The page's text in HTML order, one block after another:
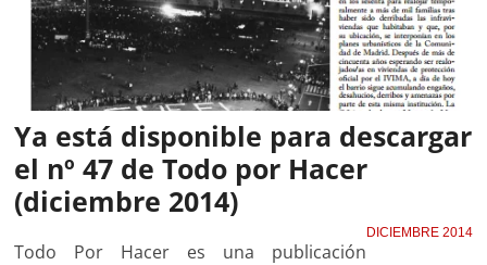
Ya está disponible para descargar
el nº 47 de Todo por Hacer
(diciembre 2014)
DICIEMBRE 2014
Todo Por Hacer es una publicación